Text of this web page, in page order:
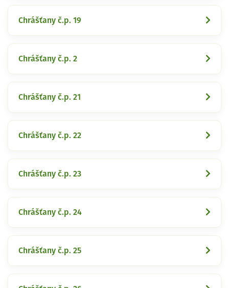
Chrášťany č.p. 19
Chrášťany č.p. 2
Chrášťany č.p. 21
Chrášťany č.p. 22
Chrášťany č.p. 23
Chrášťany č.p. 24
Chrášťany č.p. 25